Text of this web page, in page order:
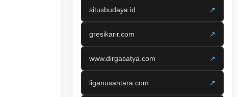
situsbudaya.id ↗
gresikarir.com ↗
www.dirgasatya.com ↗
liganusantara.com ↗